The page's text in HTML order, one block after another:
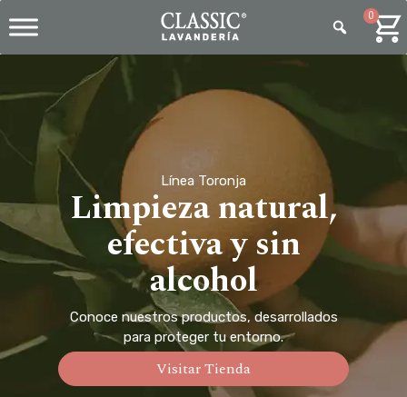
0
Línea Toronja
Limpieza natural,
efectiva y sin
alcohol
Conoce nuestros productos, desarrollados
para proteger tu entorno.
Visitar Tienda